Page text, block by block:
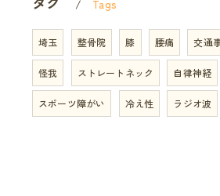
Tags
埼玉 整骨院 膝 腰痛 交通
怪我 ストレートネック 自律神経
スポーツ障がい 冷え性 ラジオ波